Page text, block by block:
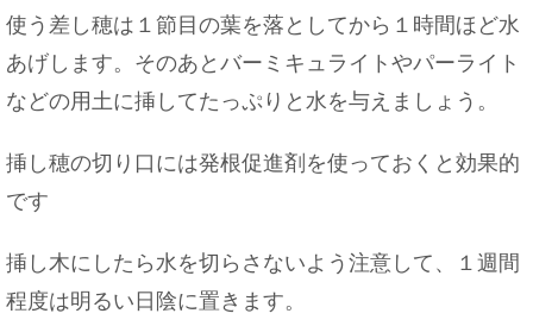
使う差し穂は１節目の葉を落としてから１時間ほど水
あげします。そのあとバーミキュライトやパーライト
などの用土に挿してたっぷりと水を与えましょう。
挿し穂の切り口には発根促進剤を使っておくと効果的
です
挿し木にしたら水を切らさないよう注意して、１週間
程度は明るい日陰に置きます。